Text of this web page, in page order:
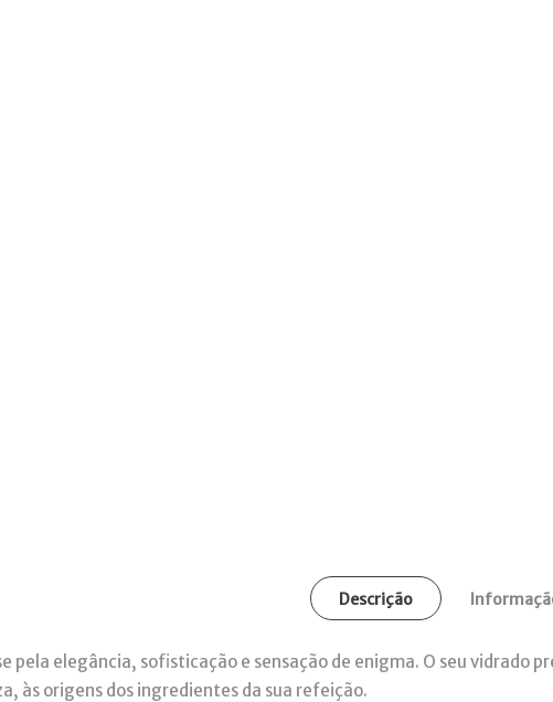
Descrição
pela elegância, sofisticação e sensação de enigma. O seu
às origens dos ingredientes da sua refeição.